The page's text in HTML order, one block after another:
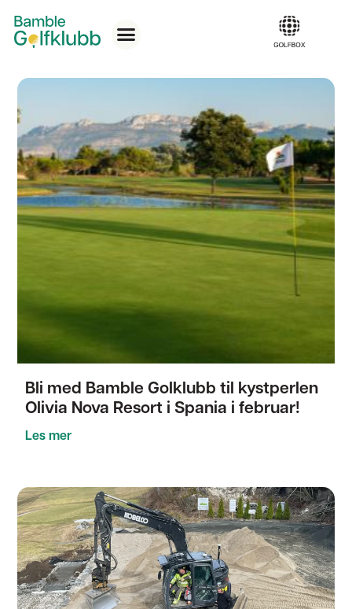
Bli med Bamble Golklubb til kystperlen
Olivia Nova Resort i Spania i februar!
Les mer